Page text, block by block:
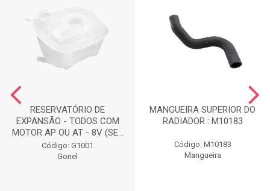
RESERVATÓRIO DE
EXPANSÃO - TODOS COM
MOTOR AP OU AT - 8V (SE...
Código: G1001
Gonel
MANGUEIRA SUPERIOR DO
RADIADOR : M10183
Código: M10183
Mangueira